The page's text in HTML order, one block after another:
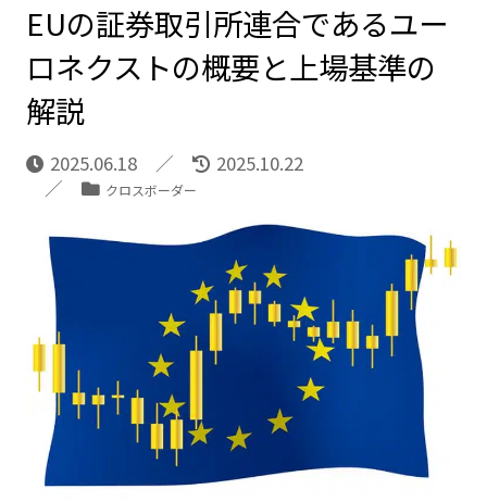
EUの証券取引所連合であるユー
ロネクストの概要と上場基準の
解説
2025.06.18 2025.10.22
クロスボーダー